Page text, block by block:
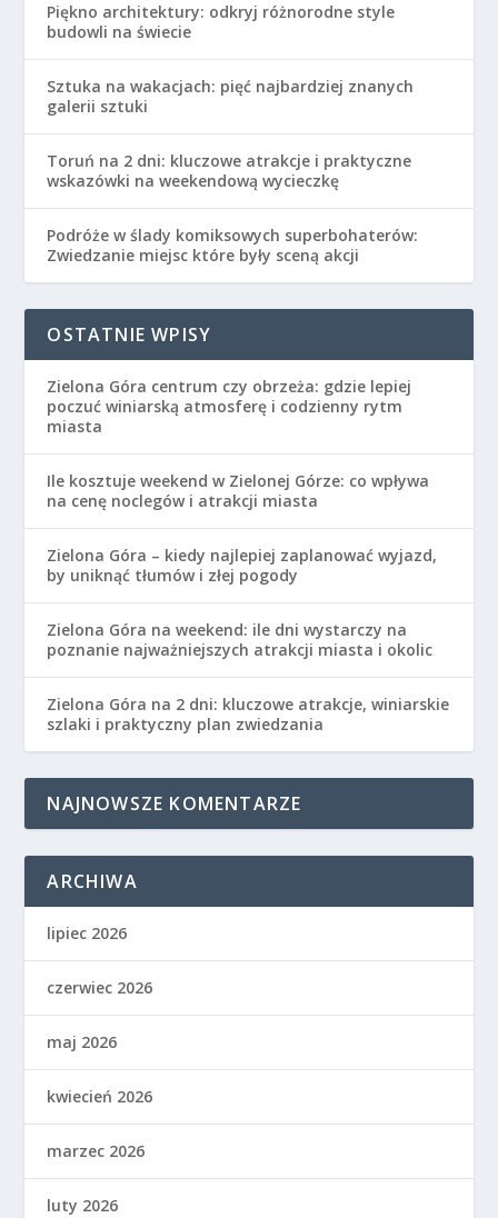
Piękno architektury: odkryj różnorodne style
budowli na świecie
Sztuka na wakacjach: pięć najbardziej znanych
galerii sztuki
Toruń na 2 dni: kluczowe atrakcje i praktyczne
wskazówki na weekendową wycieczkę
Podróże w ślady komiksowych superbohaterów:
Zwiedzanie miejsc które były sceną akcji
OSTATNIE WPISY
Zielona Góra centrum czy obrzeża: gdzie lepiej
poczuć winiarską atmosferę i codzienny rytm
miasta
Ile kosztuje weekend w Zielonej Górze: co wpływa
na cenę noclegów i atrakcji miasta
Zielona Góra – kiedy najlepiej zaplanować wyjazd,
by uniknąć tłumów i złej pogody
Zielona Góra na weekend: ile dni wystarczy na
poznanie najważniejszych atrakcji miasta i okolic
Zielona Góra na 2 dni: kluczowe atrakcje, winiarskie
szlaki i praktyczny plan zwiedzania
NAJNOWSZE KOMENTARZE
ARCHIWA
lipiec 2026
czerwiec 2026
maj 2026
kwiecień 2026
marzec 2026
luty 2026